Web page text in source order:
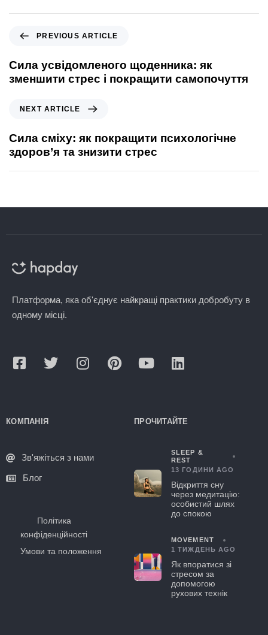
PREVIOUS ARTICLE
Сила усвідомленого щоденника: як
зменшити стрес і покращити самопочуття
NEXT ARTICLE
Сила сміху: як покращити психологічне
здоров’я та знизити стрес
Платформа, яка об'єднує найкращі практики добробуту в
одному місці.
КОМПАНІЯ
Зв'яжіться з нами
Блог
Політика
конфіденційності
Умови та положення
ПРОЧИТАЙТЕ
SLEEP &
REST
13 ГОДИНИ AGO
Відкриття сну
через медитацію:
особистий шлях
до спокою
MOVEMENT
1 ТИЖДЕНЬ AGO
Як впоратися зі
стресом за
допомогою
рухових технік